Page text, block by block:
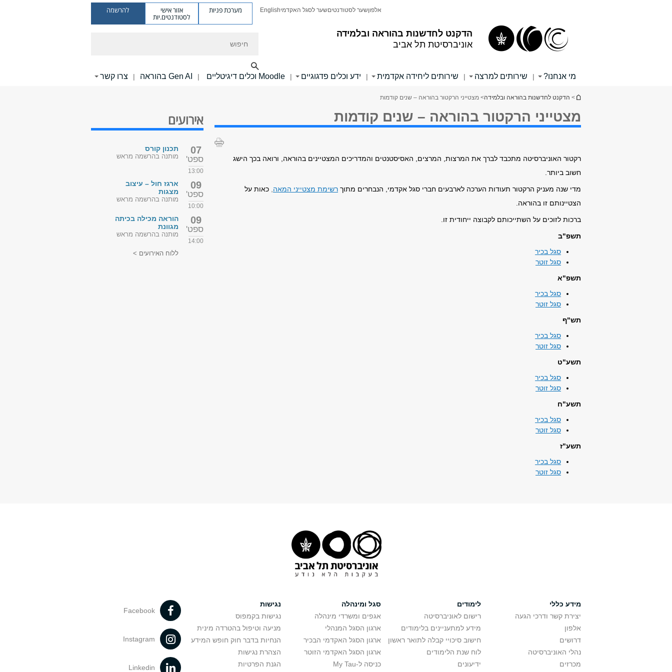
הדקנט לחדשנות בהוראה ובלמידה
אוניברסיטת תל אביב
אלפוןשער לסטודנטיםשער לסגל האקדמיEnglish מערכת פניות אזור אישי
לסטודנטים.יות
להרשמה
מי אנחנו? | שירותים למרצה | שירותים ליחידה אקדמית | ידע וכלים פדגוגיים | Moodle וכלים דיגיטליים | Gen AI בהוראה | צרו קשר
הינך נמצא כאן
> הדקנט לחדשנות בהוראה ובלמידה> מצטייני הרקטור בהוראה – שנים קודמות
מצטייני הרקטור בהוראה – שנים קודמות
רקטור האוניברסיטה מתכבד לברך את המרצות, המרצים, האסיסטנטים והמדריכים המצטיינים בהוראה, ורואה בכך הישג
חשוב ביותר.
מדי שנה מעניק הרקטור תעודות הערכה לארבעים חברי סגל אקדמי, הנבחרים מתוך רשימת מצטייני המאה כאות על
הצטיינותם זו בהוראה.
ברכות לזוכים על השתייכותם לקבוצה ייחודית זו.
תשפ"ב
סגל בכיר
סגל זוטר
תשפ"א
סגל בכיר
סגל זוטר
תש"ף
סגל בכיר
סגל זוטר
תשע"ט
סגל בכיר
סגל זוטר
תשע"ח
סגל בכיר
סגל זוטר
תשע"ז
סגל בכיר
סגל זוטר
אירועים
07
ספט'
13:00
תכנון קורס
מותנה בהרשמה מראש
09
ספט'
10:00
ארגז חול – עיצוב
מצגות
מותנה בהרשמה מראש
09
ספט'
14:00
הוראה מכילה בכיתה
מגוונת
מותנה בהרשמה מראש
ללוח האירועים >
מידע כללי
יצירת קשר ודרכי הגעה
אלפון
דרושים
נהלי האוניברסיטה
מכרזים
לימודים
רישום לאוניברסיטה
מידע למתעניינים בלימודים
חישוב סיכויי קבלה לתואר ראשון
לוח שנת הלימודים
ידיעונים
סגל ומינהלה
אגפים ומשרדי מינהלה
ארגון הסגל המנהלי
ארגון הסגל האקדמי הבכיר
ארגון הסגל האקדמי הזוטר
כניסה ל-My Tau
נגישות
נגישות בקמפוס
מניעה וטיפול בהטרדה מינית
הנחיות בדבר חוק חופש המידע
הצהרת נגישות
הגנת הפרטיות
Facebook
Instagram
Linkedin